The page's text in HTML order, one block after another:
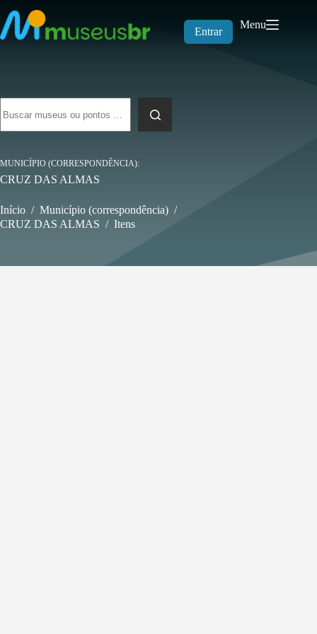
para
o
conteúdo
Entrar
Menu
resultados
MUNICÍPIO (CORRESPONDÊNCIA)
CRUZ DAS ALMAS
Início / Município (correspondência) /
CRUZ DAS ALMAS / Itens